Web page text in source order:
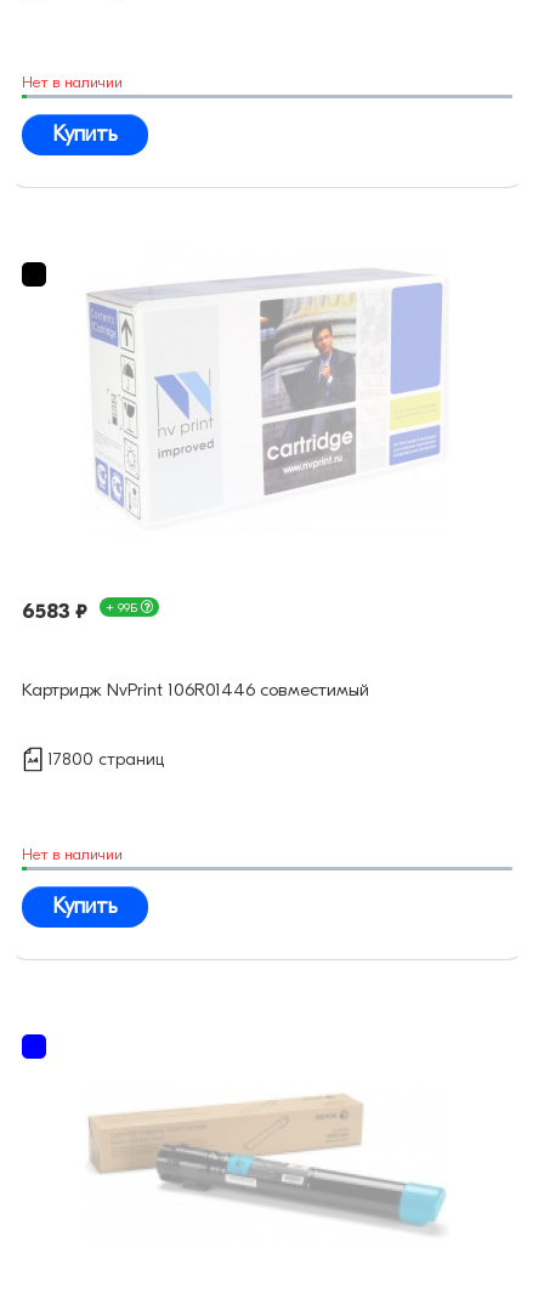
Нет в наличии
Купить
6583 ₽ + 99Б
Картридж NvPrint 106R01446 совместимый
17800 страниц
Нет в наличии
Купить